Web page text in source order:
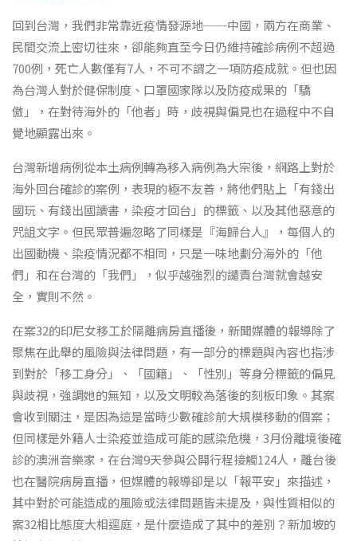
回到台灣，我們非常靠近疫情發源地──中國，兩方在商業、
民間交流上密切往來，卻能夠直至今日仍維持確診病例不超過
700例，死亡人數僅有7人，不可不謂之一項防疫成就。但也因
為台灣人對於健保制度、口罩國家隊以及防疫成果的「驕
傲」，在對待海外的「他者」時，歧視與偏見也在過程中不自
覺地顯露出來。
台灣新增病例從本土病例轉為移入病例為大宗後，網路上對於
海外回台確診的案例，表現的極不友善，將他們貼上「有錢出
國玩、有錢出國讀書，染疫才回台」的標籤、以及其他惡意的
咒詛文字。但民眾普遍忽略了同樣是『海歸台人』，每個人的
出國動機、染疫情況都不相同，只是一味地劃分海外的「他
們」和在台灣的「我們」，似乎越強烈的譴責台灣就會越安
全，實則不然。
在案32的印尼女移工於隔離病房直播後，新聞媒體的報導除了
聚焦在此舉的風險與法律問題，有一部分的標題與內容也指涉
到對於「移工身分」、「國籍」、「性別」等身分標籤的偏見
與歧視，強調她的無知，以及文明較為落後的刻板印象。其案
會收到關注，是因為這是當時少數確診前大規模移動的個案；
但同樣是外籍人士染疫並造成可能的感染危機，3月份離境後確
診的澳洲音樂家，在台灣9天參與公開行程接觸124人，離台後
也在醫院病房直播，但媒體的報導卻是以「報平安」來描述，
其中對於可能造成的風險或法律問題皆未提及，與性質相似的
案32相比態度大相逕庭，是什麼造成了其中的差別？新加坡的